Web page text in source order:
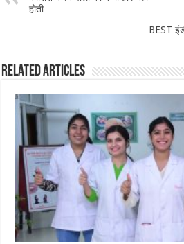
होती…
BEST
Related Articles